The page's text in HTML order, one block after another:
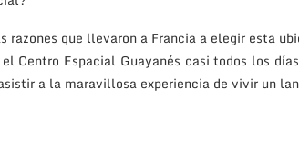
razones que llevaron a Francia a elegir esta
Centro Espacial Guayanés casi todos los
a la maravillosa experiencia de vivir un